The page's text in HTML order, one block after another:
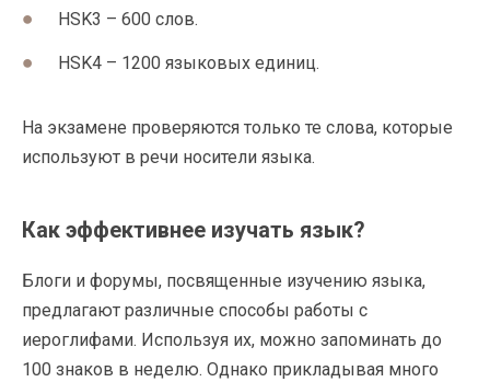
HSK3 – 600 слов.
HSK4 – 1200 языковых единиц.
На экзамене проверяются только те слова, которые
используют в речи носители языка.
Как эффективнее изучать язык?
Блоги и форумы, посвященные изучению языка,
предлагают различные способы работы с
иероглифами. Используя их, можно запоминать до
100 знаков в неделю. Однако прикладывая много